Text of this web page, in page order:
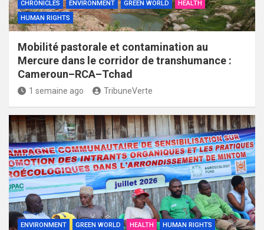
CHRONICLES ENVIRONMENT GREEN WORLD
HEALTH
HUMAN RIGHTS
Mobilité pastorale et contamination au
Mercure dans le corridor de transhumance :
Cameroun–RCA–Tchad
1 semaine ago TribuneVerte
ENVIRONMENT GREEN WORLD HEALTH HUMAN RIGHTS